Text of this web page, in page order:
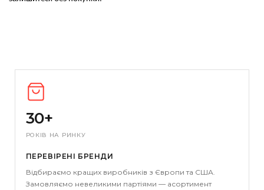
30+
РОКІВ НА РИНКУ
ПЕРЕВІРЕНІ БРЕНДИ
Відбираємо кращих виробників з Європи та США.
Замовляємо невеликими партіями — асортимент